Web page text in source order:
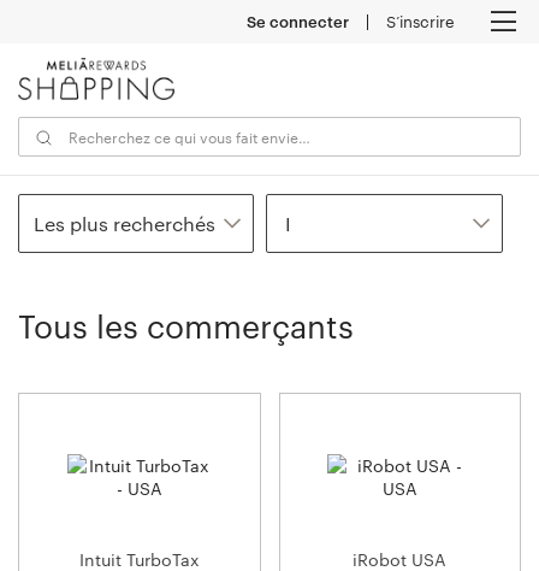
Se connecter S’inscrire
Les plus recherchés I
Tous les commerçants
Intuit TurboTax iRobot USA